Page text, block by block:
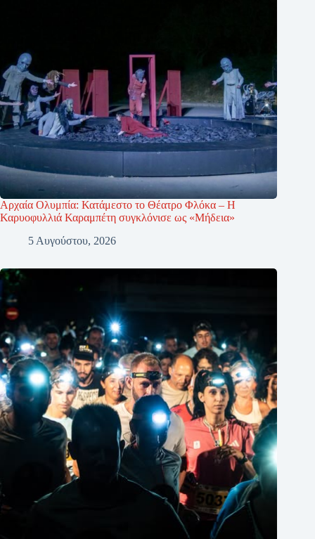
Αρχαία Ολυμπία: Κατάμεστο το Θέατρο Φλόκα – Η
Καρυοφυλλιά Καραμπέτη συγκλόνισε ως «Μήδεια»
5 Αυγούστου, 2026